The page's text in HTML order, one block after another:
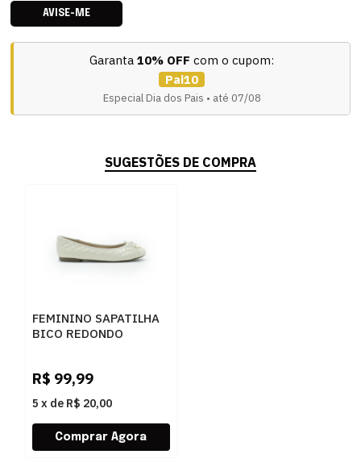
AVISE-ME
Garanta 10% OFF com o cupom:
Pai10
Especial Dia dos Pais • até 07/08
SUGESTÕES DE COMPRA
FEMININO SAPATILHA
BICO REDONDO
R$ 99,99
5 x de R$ 20,00